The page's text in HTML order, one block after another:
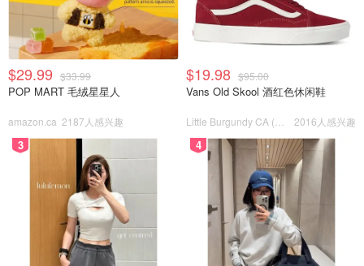
$29.99 $33.99
POP MART 毛绒星星人
amazon.ca 2187人感兴趣
$19.98 $95.00
Vans Old Skool 酒红色休闲鞋
2016人感兴趣
3 4